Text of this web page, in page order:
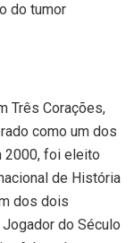
do tumor
Três Corações,
como um dos
2000, foi eleito
de História
dos dois
do Século